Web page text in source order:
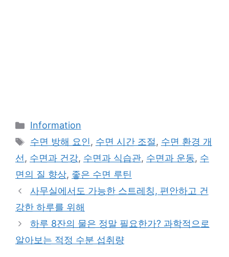
Categories
Information
Tags
수면 방해 요인, 수면 시간 조절, 수면 환경 개
선, 수면과 건강, 수면과 식습관, 수면과 운동, 수
면의 질 향상, 좋은 수면 루틴
사무실에서도 가능한 스트레칭, 편안하고 건
강한 하루를 위해
하루 8잔의 물은 정말 필요한가? 과학적으로
알아보는 적정 수분 섭취량